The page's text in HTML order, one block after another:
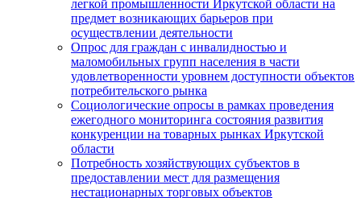
легкой промышленности Иркутской области на
предмет возникающих барьеров при
осуществлении деятельности
Опрос для граждан с инвалидностью и
маломобильных групп населения в части
удовлетворенности уровнем доступности объектов
потребительского рынка
Социологические опросы в рамках проведения
ежегодного мониторинга состояния развития
конкуренции на товарных рынках Иркутской
области
Потребность хозяйствующих субъектов в
предоставлении мест для размещения
нестационарных торговых объектов